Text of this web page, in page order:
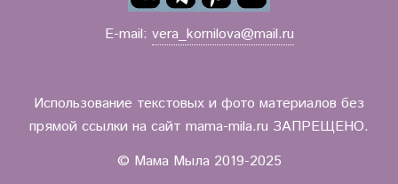
E-mail: vera_kornilova@mail.ru
Использование текстовых и фото материалов без
прямой ссылки на сайт mama-mila.ru ЗАПРЕЩЕНО.
© Мама Мыла 2019-2025